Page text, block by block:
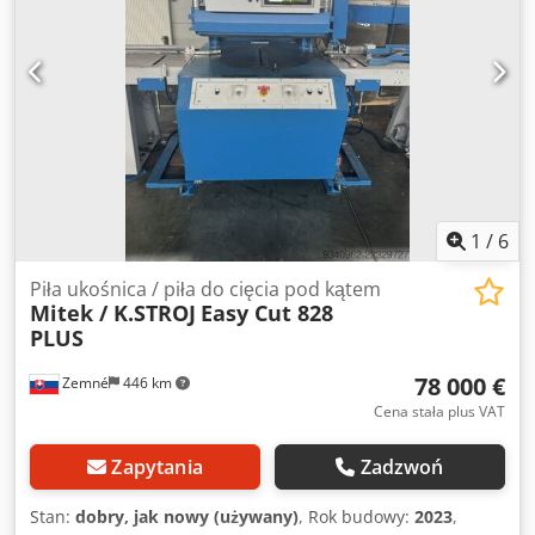
1 / 6
Zemné 446 km
Piła ukośnica / piła do cięcia pod kątem
Mitek / K.STROJ Easy Cut 828
PLUS
78 000 €
Cena stała plus VAT
Zapytania Zadzwoń
Stan: dobry, jak nowy (używany), Rok budowy: 2023,